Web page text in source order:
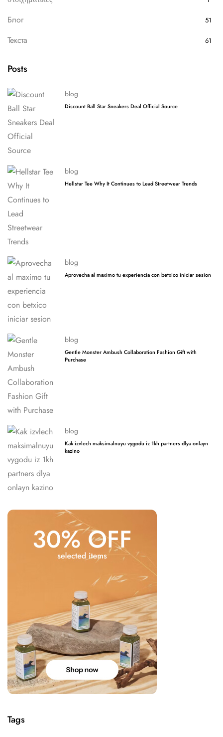
Блог 51
Текста 61
Posts
blog
Discount Ball Star Sneakers Deal Official Source
blog
Hellstar Tee Why It Continues to Lead Streetwear Trends
blog
Aprovecha al maximo tu experiencia con betxico iniciar sesion
blog
Gentle Monster Ambush Collaboration Fashion Gift with
Purchase
blog
Kak izvlech maksimalnuyu vygodu iz 1kh partners dlya onlayn
kazino
Tags